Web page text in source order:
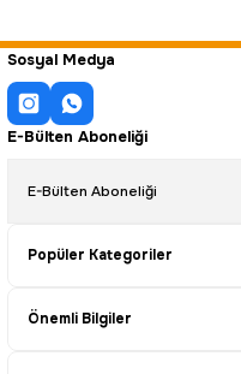
Sosyal Medya
E-Bülten Aboneliği
Popüler Kategoriler
Önemli Bilgiler